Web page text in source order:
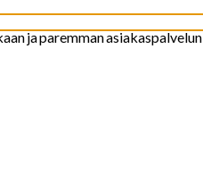
japaremmanasiakaspalvelun